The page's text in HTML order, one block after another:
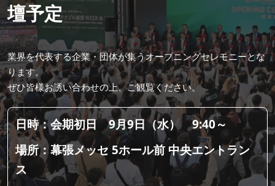
壇予定
業界を代表する企業・団体が集うオープニングセレモニーとな
ります。
ぜひ皆様お誘い合わせの上、ご観覧ください。
日時：会期初日 9月9日（水） 9:40～
場所：幕張メッセ 5ホール前 中央エントラン
ス